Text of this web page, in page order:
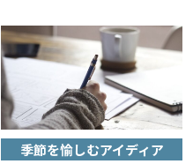
季節を愉しむアイディア